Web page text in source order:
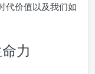
代价值以及我们如
力